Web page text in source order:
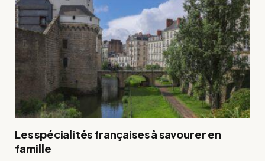
Les spécialités françaises à savourer en
famille